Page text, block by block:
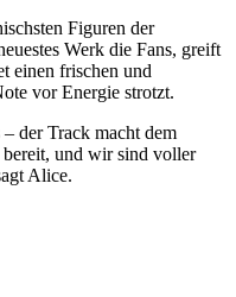
Figuren der
Werk die Fans, greift
einen frischen und
vor Energie strotzt.
– der Track macht dem
und wir sind voller
Alice.